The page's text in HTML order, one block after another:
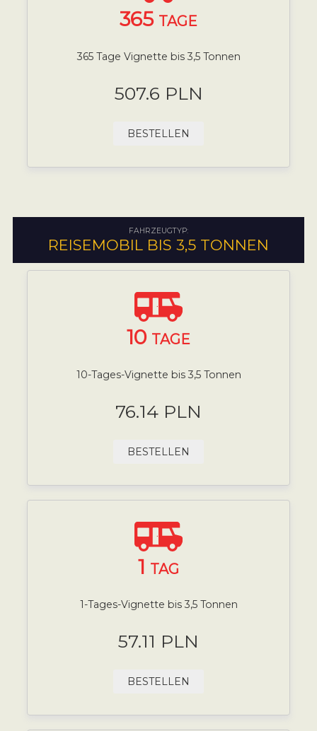
365 TAGE
365 Tage Vignette bis 3,5 Tonnen
507.6 PLN
BESTELLEN
FAHRZEUGTYP:
REISEMOBIL BIS 3,5 TONNEN
10 TAGE
10-Tages-Vignette bis 3,5 Tonnen
76.14 PLN
BESTELLEN
1 TAG
1-Tages-Vignette bis 3,5 Tonnen
57.11 PLN
BESTELLEN